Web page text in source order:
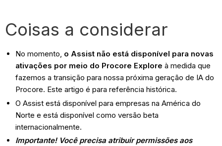
Coisas a considerar
No momento, o Assist não está disponível para novas
ativações por meio do Procore Explore à medida que
fazemos a transição para nossa próxima geração de IA do
Procore. Este artigo é para referência histórica.
O Assist está disponível para empresas na América do
Norte e está disponível como versão beta
internacionalmente.
Importante! Você precisa atribuir permissões aos